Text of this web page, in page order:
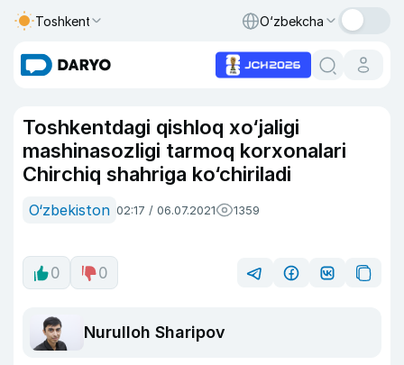
Toshkent O‘zbekcha
Toshkentdagi qishloq xo‘jaligi
mashinasozligi tarmoq korxonalari
Chirchiq shahriga ko‘chiriladi
O‘zbekiston 02:17 / 06.07.2021 1359
0 0
Nurulloh Sharipov